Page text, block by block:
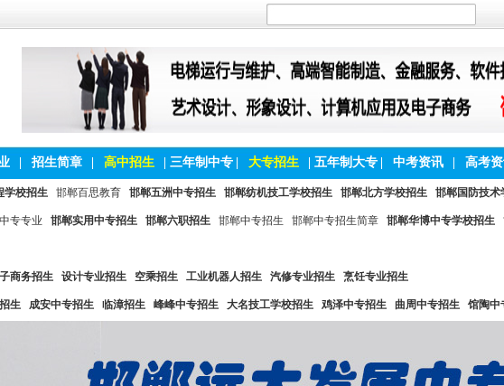
招生简章 高中招生 三年制中专 大专招生 五年制大专 中考资讯 高考
学校招生 邯郸百思教育 邯郸五洲中专招生 邯郸纺机技工学校招生 邯郸北方学校招生 邯郸国防技术
专专业 邯郸实用中专招生 邯郸六职招生 邯郸中专招生 邯郸中专招生简章 邯郸华博中专学校招生
商务招生 设计专业招生 空乘招生 工业机器人招生 汽修专业招生 烹饪专业招生
生 成安中专招生 临漳招生 峰峰中专招生 大名技工学校招生 鸡泽中专招生 曲周中专招生 馆陶中